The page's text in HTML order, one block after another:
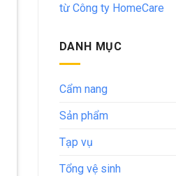
từ Công ty HomeCare
DANH MỤC
Cẩm nang
Sản phẩm
Tạp vụ
Tổng vệ sinh